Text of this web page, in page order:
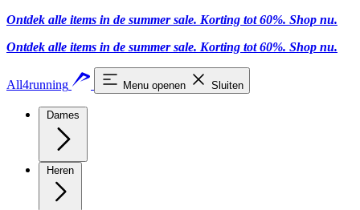
Ontdek alle items in de summer sale. Korting tot 60%. Shop nu.
Ontdek alle items in de summer sale. Korting tot 60%. Shop nu.
All4running Menu openen Sluiten
Dames
Heren